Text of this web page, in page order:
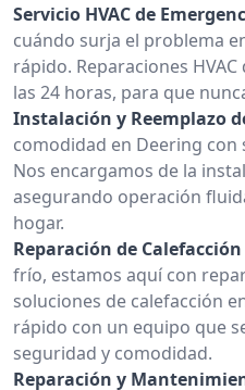
Servicio HVAC de
cuándo surja el problema
rápido. Reparaciones
las 24 horas, para que
Instalación y Reemplazo
comodidad en Deering con
Nos encargamos de la
asegurando operación
hogar.
Reparación de
frío, estamos aquí con
soluciones de calefacción
rápido con un equipo que
seguridad y comodidad.
Reparación y